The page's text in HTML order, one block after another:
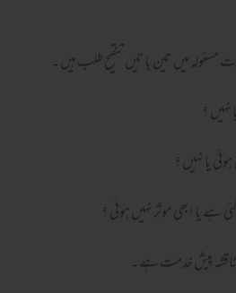
میں تین باتیں تنقیح طلب ہیں ۔
پیش خدمت ہے ۔